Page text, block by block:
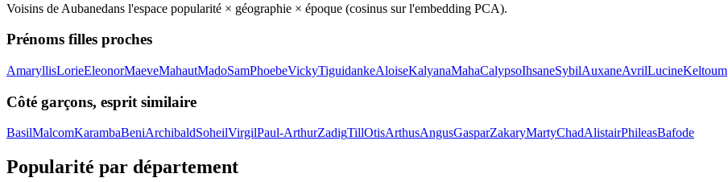
Voisins de Aubanedans l'espace popularité × géographie × époque (cosinus sur l'embedding PCA).
Prénoms filles proches
AmaryllisLorieEleonorMaeveMahautMadoSamPhoebeVickyTiguidankeAloiseKalyanaMahaCalypsoIhsaneSybilAuxaneAvrilLucineKeltoum
Côté garçons, esprit similaire
BasilMalcomKarambaBeniArchibaldSoheilVirgilPaul-ArthurZadigTillOtisArthusAngusGasparZakaryMartyChadAlistairPhileasBafode
Popularité par département